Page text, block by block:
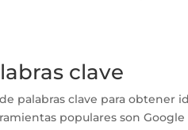
clave
palabras clave para obtener
populares son